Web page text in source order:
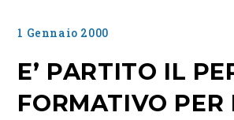
1 Gennaio 2000
E’ PARTITO IL
FORMATIVO PER